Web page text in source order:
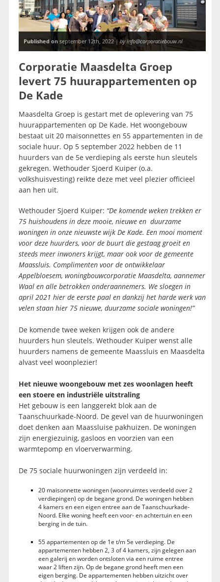
Published onseptember 12th, 2022 |by info@corporatiebouw.nl
Corporatie Maasdelta Groep
levert 75 huurappartementen op
De Kade
Maasdelta Groep is gestart met de oplevering van 75
huurappartementen op De Kade. Het woongebouw
bestaat uit 20 maisonnettes en 55 appartementen in de
sociale huur. Op 5 september 2022 hebben de 11
huurders van de 5e verdieping als eerste hun sleutels
gekregen. Wethouder Sjoerd Kuiper (o.a.
volkshuisvesting) reikte deze met veel plezier officieel
aan hen uit.
Wethouder Sjoerd Kuiper: “De komende weken trekken er
75 huishoudens in deze mooie, nieuwe en duurzame
woningen in onze nieuwste wijk De Kade. Een mooi moment
voor deze huurders, voor de buurt die gestaag groeit en
steeds meer inwoners krijgt, maar ook voor de gemeente
Maassluis. Complimenten voor de ontwikkelaar
Appelbloesem, woningbouwcorporatie Maasdelta, aannemer
Waal en alle betrokken onderaannemers. We sloegen in
april 2021 hier de eerste paal en dankzij het harde werk van
velen staan hier 75 nieuwe, duurzame sociale woningen!”
De komende twee weken krijgen ook de andere
huurders hun sleutels. Wethouder Kuiper wenst alle
huurders namens de gemeente Maassluis en Maasdelta
alvast veel woonplezier!
Het nieuwe woongebouw met zes woonlagen heeft
een stoere en industriële uitstraling
Het gebouw is een langgerekt blok aan de
Taanschuurkade-Noord. De gevel van de huurwoningen
doet denken aan Maassluise pakhuizen. De woningen
zijn energiezuinig, gasloos en voorzien van een
warmtepomp en vloerverwarming.
De 75 sociale huurwoningen zijn verdeeld in:
20 maisonnette woningen (woonruimtes verdeeld over 2
verdiepingen) op de begane grond. De woningen hebben
4 kamers en een eigen entree aan de Taanschuurkade-
Noord. Elke woning heeft een voor- en achtertuin en een
berging in de tuin.
55 appartementen op de 1e t/m 5e verdieping. De
appartementen hebben 2, 3 of 4 kamers, zijn gelegen aan
een galerij en worden ontsloten via een ruime entree
waar 2 liften zijn. Op de begane grond heeft men een
eigen berging. De appartementen hebben uitzicht over